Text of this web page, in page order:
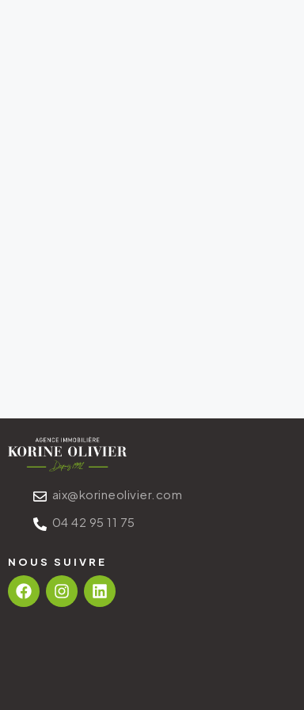
aix@korineolivier.com
04 42 95 11 75
NOUS SUIVRE